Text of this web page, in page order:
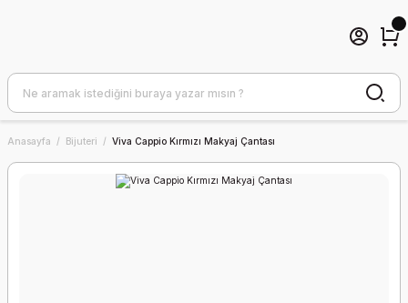
Anasayfa Bijuteri Viva Cappio Kırmızı Makyaj Çantası